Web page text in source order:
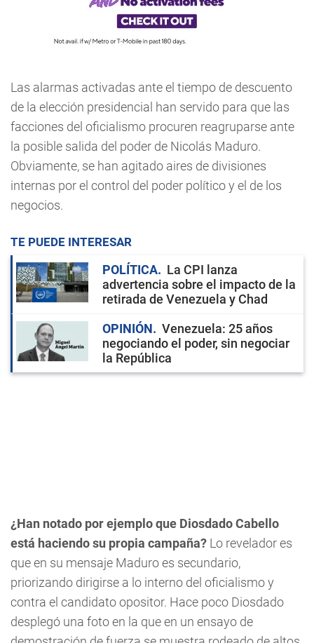
Las alarmas activadas ante el tiempo de descuento
de la elección presidencial han servido para que las
facciones del oficialismo procuren reagruparse ante
la posible salida del poder de Nicolás Maduro.
Obviamente, se han agitado aires de divisiones
internas por el control del poder político y el de los
negocios.
TE PUEDE INTERESAR
POLÍTICA
La CPI lanza
advertencia sobre el impacto de la
retirada de Venezuela y Chad
OPINIÓN
Venezuela: 25 años
negociando el poder, sin negociar
la República
¿Han notado por ejemplo que Diosdado Cabello
está haciendo su propia campaña? Lo revelador es
que en su mensaje Maduro es secundario,
priorizando dirigirse a lo interno del oficialismo y
contra el candidato opositor. Hace poco Diosdado
desplegó una foto en la que en un ensayo de